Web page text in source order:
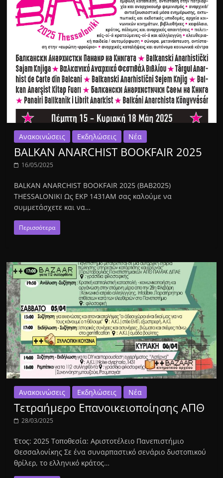
Ανακοινώσεις Εκδηλώσεις Νέα
BALKAN ANARCHIST BOOKFAIR 2025
16/05/2025
BALKAN ANARCHIST BOOKFAIR 2025 (BAB2025)
THESSALONIKI Ως ΕΚΡ 1431ΑΜ σας καλούμε να
συμμετάσχετε και να…
Περισσότερα
Ανακοινώσεις Εκδηλώσεις Νέα
Tετραήμερο Επανοικειοποίησης ΑΠΘ
28/03/2025
Έτος: 2025 Τοποθεσία: Αριστοτέλειο Πανεπιστήμιο
Θεσσαλονίκης Σε ένα συναρπαστικό σενάριο δυστοπικού
θρίλερ, το ελληνικό κράτος…